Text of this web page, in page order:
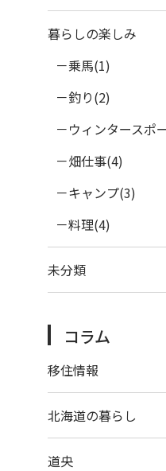
暮らしの楽しみ
乗馬(1)
釣り(2)
ウィンタースポ
畑仕事(4)
キャンプ(3)
料理(4)
未分類
コラム
移住情報
北海道の暮らし
道央